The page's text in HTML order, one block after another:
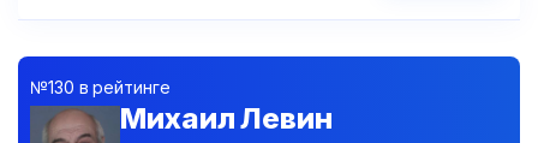
№130 в рейтинге
Михаил Левин